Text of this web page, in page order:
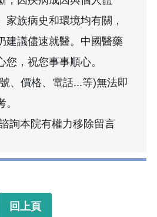
家族病史和環境均有關，
建議儘速就醫。中國醫藥
您，祝您事事順心。
、價格、電話...等)無法即
詢本院有權力移除留言
回上頁